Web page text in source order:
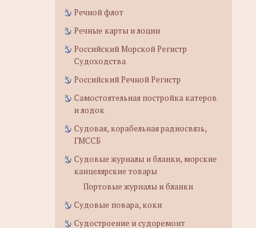
Речной флот
Речные карты и лоции
Российский Морской Регистр
Судоходства
Российский Речной Регистр
Самостоятельная постройка катеров
и лодок
Судовая, корабельная радиосвязь,
ГМССБ
Судовые журналы и бланки, морские
канцелярские товары
Портовые журналы и бланки
Судовые повара, коки
Судостроение и судоремонт